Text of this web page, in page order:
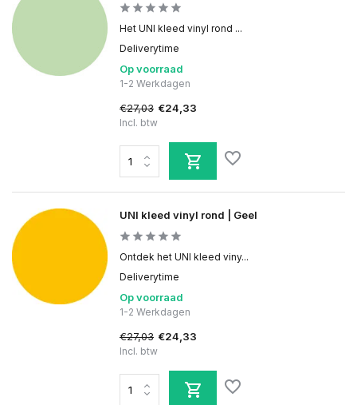
Het UNI kleed vinyl rond ...
Deliverytime
Op voorraad
1-2 Werkdagen
€27,03 €24,33
Incl. btw
UNI kleed vinyl rond | Geel
Ontdek het UNI kleed viny...
Deliverytime
Op voorraad
1-2 Werkdagen
€27,03 €24,33
Incl. btw